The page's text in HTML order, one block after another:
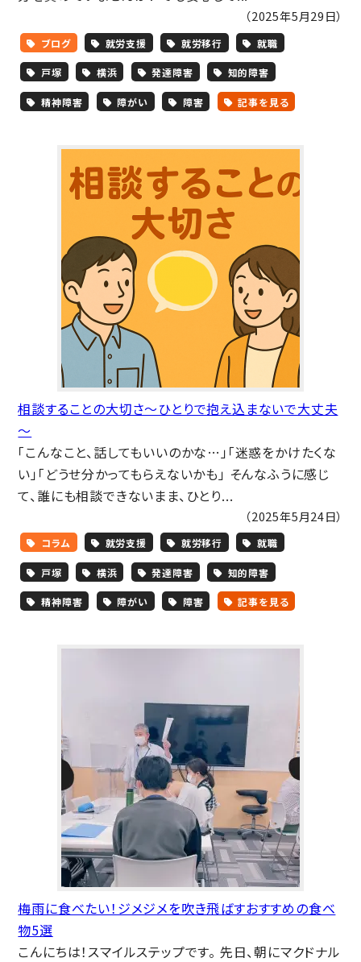
（2025年5月29日）
ブログ 就労支援 就労移行 就職
戸塚 横浜 発達障害 知的障害
精神障害 障がい 障害 記事を見る
相談することの大切さ～ひとりで抱え込まないで大丈夫
～
「こんなこと、話してもいいのかな…」「迷惑をかけたくな
い」「どうせ分かってもらえないかも」 そんなふうに感じ
て、誰にも相談できないまま、ひとり...
（2025年5月24日）
コラム 就労支援 就労移行 就職
戸塚 横浜 発達障害 知的障害
精神障害 障がい 障害 記事を見る
梅雨に食べたい！ジメジメを吹き飛ばすおすすめの食べ
物5選
こんにちは！スマイルステップです。 先日、朝にマクドナル